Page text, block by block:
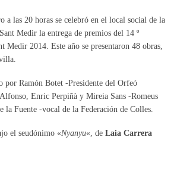
a las 20 horas se celebró en el local social de la
Medir la entrega de premios del 14 º
Medir 2014. Este año se presentaron 48 obras,
por Ramón Botet -Presidente del Orfeó
Enric Perpiñà y Mireia Sans -Romeus
la Fuente -vocal de la Federación de Colles.
el seudónimo «Nyanyu«, de Laia Carrera